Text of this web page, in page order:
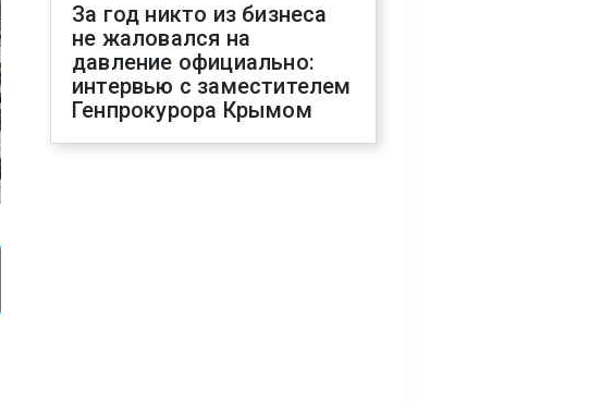
За год никто из бизнеса
не жаловался на
давление официально:
интервью с заместителем
Генпрокурора Крымом